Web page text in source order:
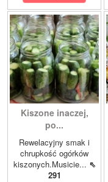
Kiszone inaczej,
po...
Rewelacyjny smak i
chrupkość ogórków
kiszonych.Musicie... ⇖
291